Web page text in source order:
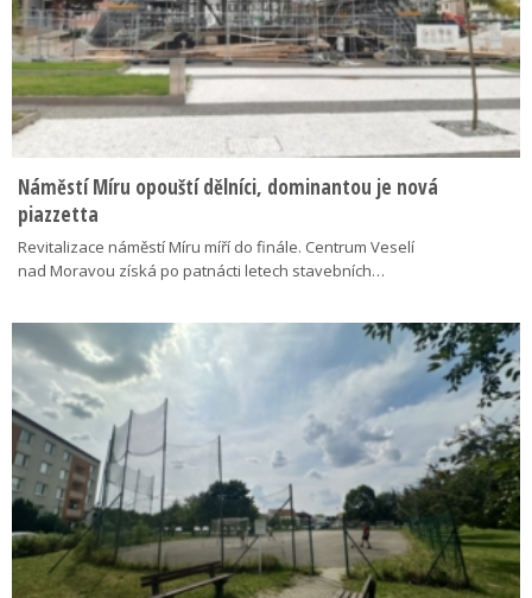
Náměstí Míru opouští dělníci, dominantou je nová
piazzetta
Revitalizace náměstí Míru míří do finále. Centrum Veselí
nad Moravou získá po patnácti letech stavebních…